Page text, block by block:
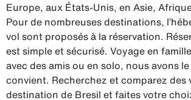
Europe, aux États-Unis, en Asie,
Pour de nombreuses destinations,
vol sont proposés à la réservation.
est simple et sécurisé. Voyage en
avec des amis ou en solo, nous avons
convient. Recherchez et comparez des
destination de Bresil et faites votre